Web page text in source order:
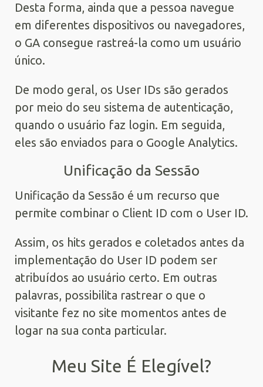
Desta forma, ainda que a pessoa navegue
em diferentes dispositivos ou navegadores,
o GA consegue rastreá-la como um usuário
único.
De modo geral, os User IDs são gerados
por meio do seu sistema de autenticação,
quando o usuário faz login. Em seguida,
eles são enviados para o Google Analytics.
Unificação da Sessão
Unificação da Sessão é um recurso que
permite combinar o Client ID com o User ID.
Assim, os hits gerados e coletados antes da
implementação do User ID podem ser
atribuídos ao usuário certo. Em outras
palavras, possibilita rastrear o que o
visitante fez no site momentos antes de
logar na sua conta particular.
Meu Site É Elegível?